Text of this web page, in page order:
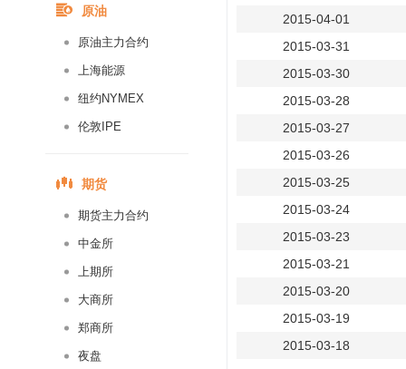
原油
原油主力合约
上海能源
纽约NYMEX
伦敦IPE
期货
期货主力合约
中金所
上期所
大商所
郑商所
夜盘
2015-04-01
2015-03-31
2015-03-30
2015-03-28
2015-03-27
2015-03-26
2015-03-25
2015-03-24
2015-03-23
2015-03-21
2015-03-20
2015-03-19
2015-03-18